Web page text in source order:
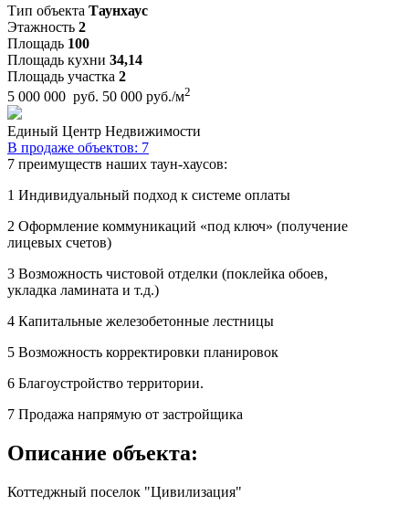
Тип объекта Таунхаус
Этажность 2
Площадь 100
Площадь кухни 34,14
Площадь участка 2
5 000 000 руб. 50 000 руб./м2
Единый Центр Недвижимости
В продаже объектов: 7
7 преимуществ наших таун-хаусов:
1 Индивидуальный подход к системе оплаты
2 Оформление коммуникаций «под ключ» (получение
лицевых счетов)
3 Возможность чистовой отделки (поклейка обоев,
укладка ламината и т.д.)
4 Капитальные железобетонные лестницы
5 Возможность корректировки планировок
6 Благоустройство территории.
7 Продажа напрямую от застройщика
Описание объекта:
Коттеджный поселок "Цивилизация"